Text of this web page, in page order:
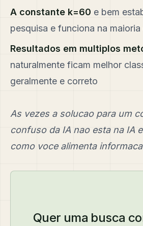
A constante k=60 e bem
pesquisa e funciona na
Resultados em multiplos
naturalmente ficam melhor
geralmente e correto
As vezes a solucao para um
confuso da IA nao esta na IA
como voce alimenta
Quer uma busca